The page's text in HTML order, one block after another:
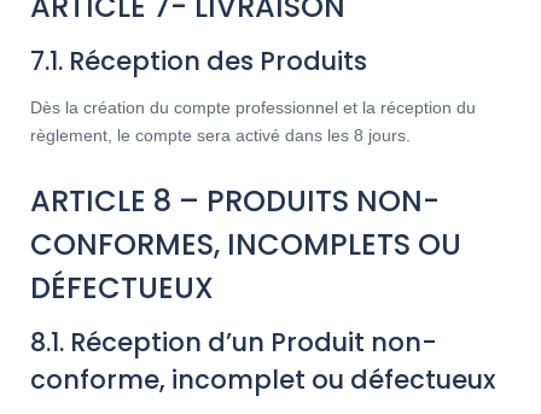
7.1. Réception des Produits
Dès la création du compte professionnel et la réception du
règlement, le compte sera activé dans les 8 jours.
ARTICLE 8 – PRODUITS NON-
CONFORMES, INCOMPLETS OU
DÉFECTUEUX
8.1. Réception d’un Produit non-
conforme, incomplet ou défectueux